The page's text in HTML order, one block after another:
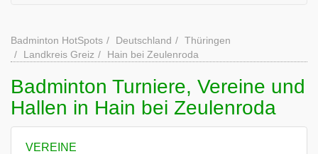
Badminton HotSpots Deutschland
Thüringen
Landkreis Greiz
Hain bei Zeulenroda
Badminton Turniere, Vereine und
Hallen in Hain bei Zeulenroda
VEREINE